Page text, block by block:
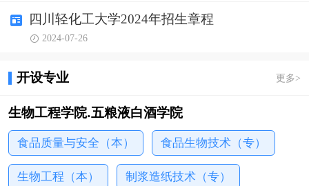
础能力建设工程”项目，是国家卓越工程师教育培养计
划高校、教育部数据中国“百校工程”建设院校、教育
级大学生创新创业训练计划高校、首批四川省博士后
创新实践基地、四川省首批创新改革试点高...
四川轻化工大学2024年招生章程
2024-07-26
开设专业 更多>
生物工程学院.五粮液白酒学院
食品质量与安全（本） 食品生物技术（专）
生物工程（本） 制浆造纸技术（专）